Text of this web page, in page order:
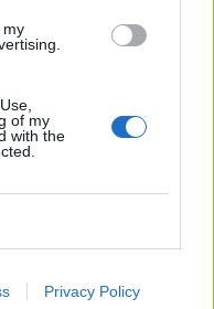
my
of my
with the
Privacy Policy
μελέτη.
η ενημέρωση
των λοιμώξεων όσο
επιπλοκών στη
όπως η